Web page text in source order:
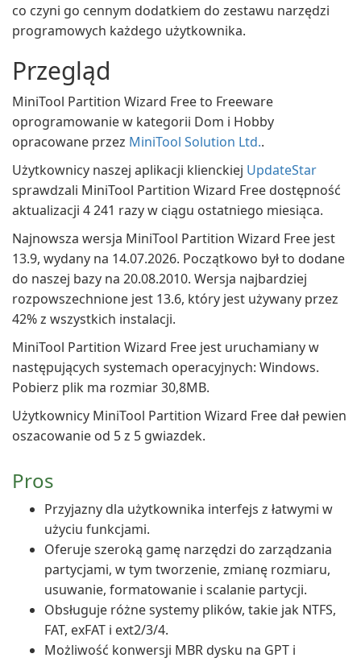
co czyni go cennym dodatkiem do zestawu narzędzi
programowych każdego użytkownika.
Przegląd
MiniTool Partition Wizard Free to Freeware
oprogramowanie w kategorii Dom i Hobby
opracowane przez MiniTool Solution Ltd..
Użytkownicy naszej aplikacji klienckiej UpdateStar
sprawdzali MiniTool Partition Wizard Free dostępność
aktualizacji 4 241 razy w ciągu ostatniego miesiąca.
Najnowsza wersja MiniTool Partition Wizard Free jest
13.9, wydany na 14.07.2026. Początkowo był to dodane
do naszej bazy na 20.08.2010. Wersja najbardziej
rozpowszechnione jest 13.6, który jest używany przez
42% z wszystkich instalacji.
MiniTool Partition Wizard Free jest uruchamiany w
następujących systemach operacyjnych: Windows.
Pobierz plik ma rozmiar 30,8MB.
Użytkownicy MiniTool Partition Wizard Free dał pewien
oszacowanie od 5 z 5 gwiazdek.
Pros
Przyjazny dla użytkownika interfejs z łatwymi w
użyciu funkcjami.
Oferuje szeroką gamę narzędzi do zarządzania
partycjami, w tym tworzenie, zmianę rozmiaru,
usuwanie, formatowanie i scalanie partycji.
Obsługuje różne systemy plików, takie jak NTFS,
FAT, exFAT i ext2/3/4.
Możliwość konwersji MBR dysku na GPT i